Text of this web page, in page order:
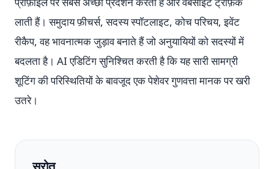
लाती हैं। समुदाय फ़ीचर्स, सदस्य स्पॉटलाइट, कोच परिचय, इवेंट
रीकैप, वह भावनात्मक जुड़ाव बनाते हैं जो अनुयायियों को सदस्यों में
बदलता है। AI एडिटिंग सुनिश्चित करती है कि यह सारी सामग्री
शूटिंग की परिस्थितियों के बावजूद एक पेशेवर गुणवत्ता मानक पर खरी
उतरे।